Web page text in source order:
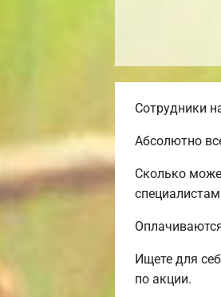
Сотрудники
Абсолютно
Сколько
Ищете для
по акции.